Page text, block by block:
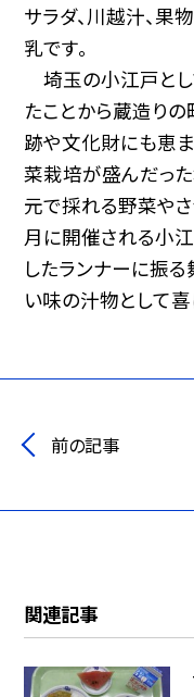
サラダ、川越汁、果
乳です。
埼玉の小江戸と
たことから蔵造り
跡や文化財にも恵
菜栽培が盛んだった
元で採れる野菜や
月に開催される小
したランナーに振
い味の汁物として喜
前の記事
関連記事